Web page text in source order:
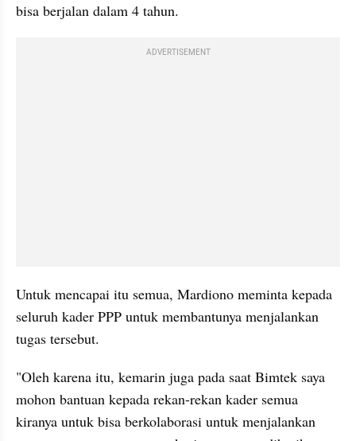
bisa berjalan dalam 4 tahun.
ADVERTISEMENT
Untuk mencapai itu semua, Mardiono meminta kepada
seluruh kader PPP untuk membantunya menjalankan
tugas tersebut.
"Oleh karena itu, kemarin juga pada saat Bimtek saya
mohon bantuan kepada rekan-rekan kader semua
kiranya untuk bisa berkolaborasi untuk menjalankan